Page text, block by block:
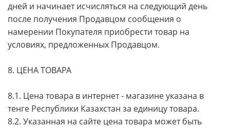
дней и начинает исчисляться на следующий день
после получения Продавцом сообщения о
намерении Покупателя приобрести товар на
условиях, предложенных Продавцом.
8. ЦЕНА ТОВАРА
8.1. Цена товара в интернет - магазине указана в
тенге Республики Казахстан за единицу товара.
8.2. Указанная на сайте цена товара может быть